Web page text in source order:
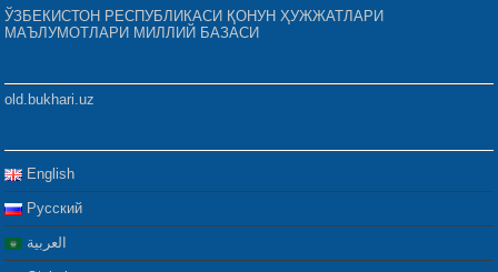
ЎЗБЕКИСТОН РЕСПУБЛИКАСИ ҚОНУН ҲУЖЖАТЛАРИ
МАЪЛУМОТЛАРИ МИЛЛИЙ БАЗАСИ
old.bukhari.uz
English
Русский
العربية